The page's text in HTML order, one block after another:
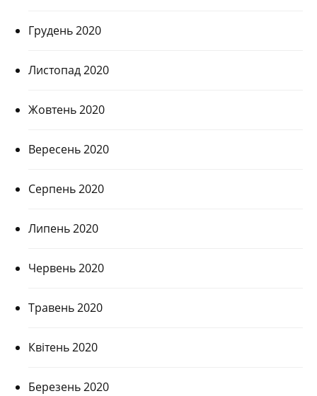
Грудень 2020
Листопад 2020
Жовтень 2020
Вересень 2020
Серпень 2020
Липень 2020
Червень 2020
Травень 2020
Квітень 2020
Березень 2020